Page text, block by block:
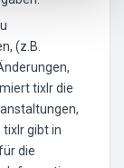
(z.B.
tixlr die
gibt in
die